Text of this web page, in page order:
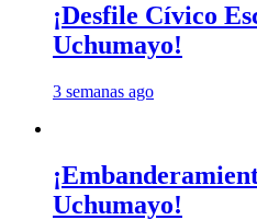
¡Desfile Cívico
Uchumayo!
3 semanas ago
Uchumayo!